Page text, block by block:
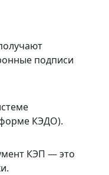
подписи
КЭДО).
КЭП — это